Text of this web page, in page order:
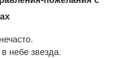
небе звезда.